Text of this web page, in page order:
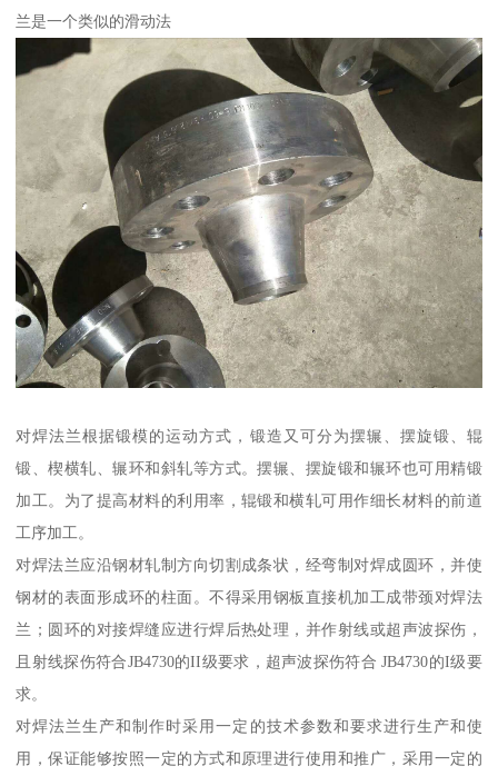
兰是一个类似的滑动法
对焊法兰根据锻模的运动方式，锻造又可分为摆辗、摆旋锻、辊
锻、楔横轧、辗环和斜轧等方式。摆辗、摆旋锻和辗环也可用精锻
加工。为了提高材料的利用率，辊锻和横轧可用作细长材料的前道
工序加工。
对焊法兰应沿钢材轧制方向切割成条状，经弯制对焊成圆环，并使
钢材的表面形成环的柱面。不得采用钢板直接机加工成带颈对焊法
兰；圆环的对接焊缝应进行焊后热处理，并作射线或超声波探伤，
且射线探伤符合JB4730的II级要求，超声波探伤符合 JB4730的I级要
求。
对焊法兰生产和制作时采用一定的技术参数和要求进行生产和使
用，保证能够按照一定的方式和原理进行使用和推广，采用一定的